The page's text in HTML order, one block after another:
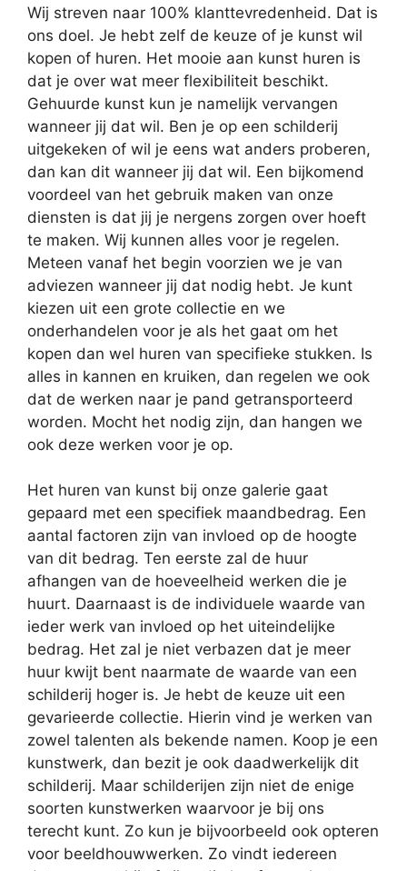
Wij streven naar 100% klanttevredenheid. Dat is
ons doel. Je hebt zelf de keuze of je kunst wil
kopen of huren. Het mooie aan kunst huren is
dat je over wat meer flexibiliteit beschikt.
Gehuurde kunst kun je namelijk vervangen
wanneer jij dat wil. Ben je op een schilderij
uitgekeken of wil je eens wat anders proberen,
dan kan dit wanneer jij dat wil. Een bijkomend
voordeel van het gebruik maken van onze
diensten is dat jij je nergens zorgen over hoeft
te maken. Wij kunnen alles voor je regelen.
Meteen vanaf het begin voorzien we je van
adviezen wanneer jij dat nodig hebt. Je kunt
kiezen uit een grote collectie en we
onderhandelen voor je als het gaat om het
kopen dan wel huren van specifieke stukken. Is
alles in kannen en kruiken, dan regelen we ook
dat de werken naar je pand getransporteerd
worden. Mocht het nodig zijn, dan hangen we
ook deze werken voor je op.
Het huren van kunst bij onze galerie gaat
gepaard met een specifiek maandbedrag. Een
aantal factoren zijn van invloed op de hoogte
van dit bedrag. Ten eerste zal de huur
afhangen van de hoeveelheid werken die je
huurt. Daarnaast is de individuele waarde van
ieder werk van invloed op het uiteindelijke
bedrag. Het zal je niet verbazen dat je meer
huur kwijt bent naarmate de waarde van een
schilderij hoger is. Je hebt de keuze uit een
gevarieerde collectie. Hierin vind je werken van
zowel talenten als bekende namen. Koop je een
kunstwerk, dan bezit je ook daadwerkelijk dit
schilderij. Maar schilderijen zijn niet de enige
soorten kunstwerken waarvoor je bij ons
terecht kunt. Zo kun je bijvoorbeeld ook opteren
voor beeldhouwwerken. Zo vindt iedereen